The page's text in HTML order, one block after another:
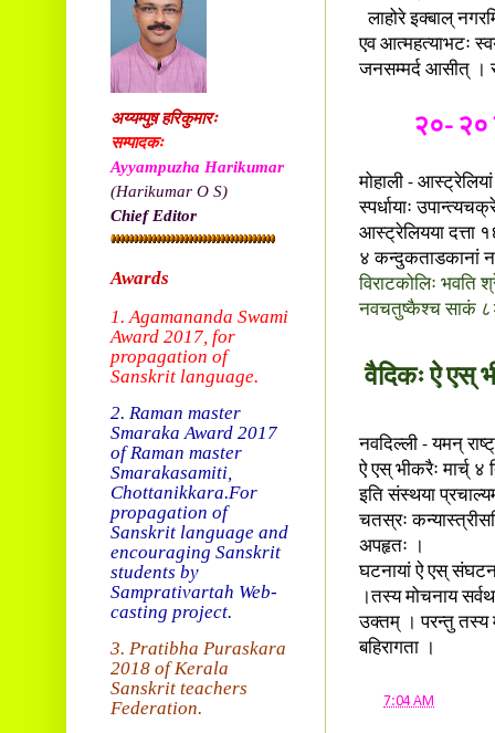
लाहोरे इक्बाल्
एव आत्महत्याभटः
जनसम्मर्द आसीत् ।
२०- २०
मोहाली -
स्पर्धायाः
आस्ट्रेलियया दत्ता
४ कन्दुकताडकानां
विराटकोलिः
नवचतुष्कैश्च साकं ८२
वैदिकः ऐ एस्
नवदिल्ली - यमन्
ऐ एस् भीकरैः मार्च्
इति संस्थया
चतस्रः
अपहृतः ।
घटनायां ऐ एस्
।तस्य मोचनाय
उक्तम् । परन्तु तस्य
बहिरागता ।
7:04 AM
अय्यम्पुष़ हरिकुमारः
सम्पादकः
Ayyampuzha Harikumar
(Harikumar O S)
Chief Editor
Awards
1. Agamananda Swami
Award 2017, for
propagation of
Sanskrit language.
2. Raman master
Smaraka Award 2017
of Raman master
Smarakasamiti,
Chottanikkara.For
propagation of
Sanskrit language and
encouraging Sanskrit
students by
Samprativartah Web-
casting project.
3. Pratibha Puraskara
2018 ofKerala
Sanskrit teachers
Federation.